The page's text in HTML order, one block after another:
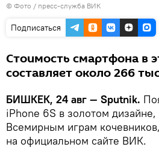
© Фото / пресс-служба ВИК
Подписаться
Стоимость смартфона в
составляет около 266
БИШКЕК, 24 авг — Sputnik.
iPhone 6S в золотом
Всемирным играм
на официальном сайте ВИК.